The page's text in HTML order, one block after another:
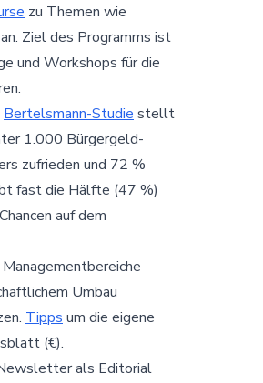
zu Themen wie
Ziel des Programms ist
und Workshops für die
Bertelsmann-Studie stellt
1.000 Bürgergeld-
zufrieden und 72 %
fast die Hälfte (47 %)
auf dem
Managementbereiche
Umbau
Tipps um die eigene
(€).
als Editorial